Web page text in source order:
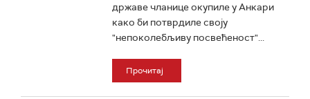
државе чланице окупиле у Анкари
како би потврдиле своју
"непоколебљиву посвећеност"...
Прочитај